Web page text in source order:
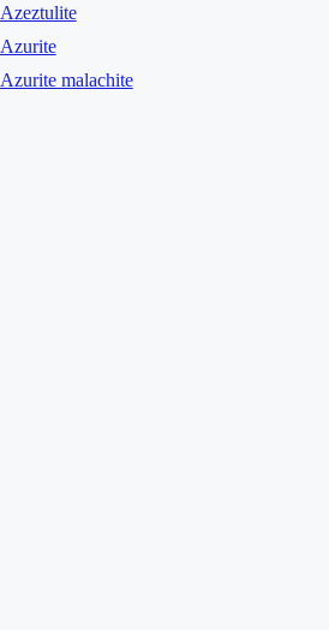
Azeztulite
Azurite
Azurite malachite